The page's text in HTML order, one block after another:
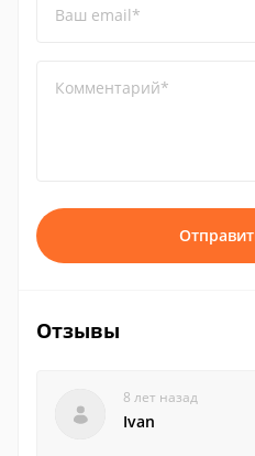
Ваш email*
Комментарий*
Отзывы
8 лет назад
Ivan